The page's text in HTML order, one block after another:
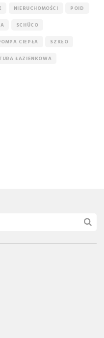
NIERUCHOMOŚCI POID
SCHÜCO
CIEPŁA SZKŁO
ŁAZIENKOWA